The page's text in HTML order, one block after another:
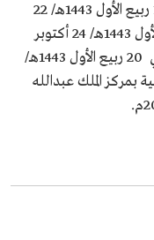
الأمسيات متنقلة بين مدينة الرياض في 16 ربيع الأول 1443هـ/ 22
أكتوبر2021م، ومنطقة القصيم 18 ربيع الأول 1443هـ/ 24 أكتوبر
2021م، وفي مدينة حائل عقدت الأمسية في 20 ربيع الأول 1443هـ/
بمركز الملك عبدالله